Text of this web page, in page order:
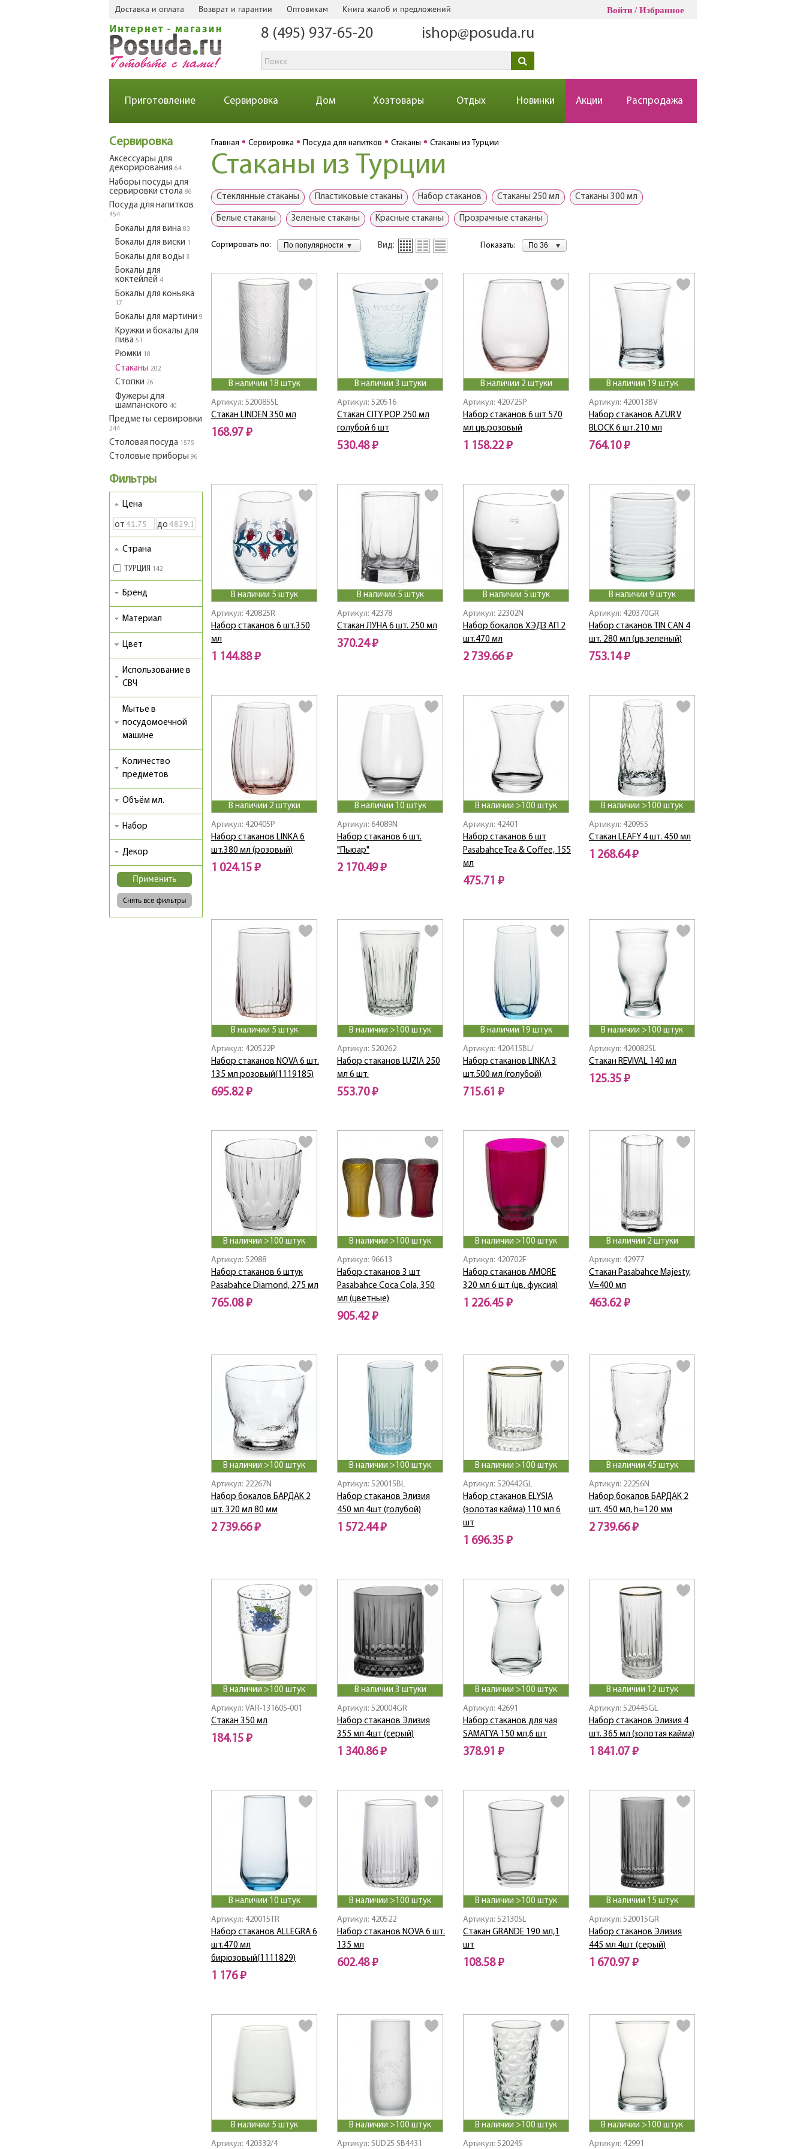
Доставка и оплата Возврат и гарантии Оптовикам Книга жалоб и предложений Войти Избранное
8 (495) 937-65-20 ishop@posuda.ru
Приготовление Сервировка Дом Хозтовары Отдых Новинки Акции Распродажа
Сервировка
Аксессуары для
декорирования 64
Наборы посуды для
сервировки стола 86
Посуда для напитков
454
Бокалы для вина 83
Бокалы для виски 1
Бокалы для воды 3
Бокалы для
коктейлей 4
Бокалы для коньяка
17
Бокалы для мартини 9
Кружки и бокалы для
пива 51
Рюмки 18
Стаканы 202
Стопки 26
Фужеры для
шампанского 40
Предметы сервировки
244
Столовая посуда 1575
Столовые приборы 96
Фильтры
Цена
от до
Страна
ТУРЦИЯ 142
Бренд
Материал
Цвет
Использование в
СВЧ
Мытье в
посудомоечной
машине
Количество
предметов
Объём мл.
Набор
Декор
Главная Сервировка Посуда для напитков Стаканы Стаканы из Турции
Стаканы из Турции
Стеклянные стаканы Пластиковые стаканы Набор стаканов Стаканы 250 мл Стаканы 300 мл
Белые стаканы Зеленые стаканы Красные стаканы Прозрачные стаканы
Сортировать по: По популярности Вид: Показать: По 36
В наличии 18 штук
Артикул: 520085SL
Стакан LINDEN 350 мл
168.97 ₽
В наличии 3 штуки
Артикул: 520516
Стакан CITY POP 250 мл
голубой 6 шт
530.48 ₽
В наличии 2 штуки
Артикул: 420725P
Набор стаканов 6 шт 570
мл цв.розовый
1 158.22 ₽
В наличии 19 штук
Артикул: 420013BV
Набор стаканов AZUR V
BLOCK 6 шт.210 мл
764.10 ₽
В наличии 5 штук
Артикул: 420825R
Набор стаканов 6 шт.350
мл
1 144.88 ₽
В наличии 5 штук
Артикул: 42378
Стакан ЛУНА 6 шт. 250 мл
370.24 ₽
В наличии 5 штук
Артикул: 22302N
Набор бокалов ХЭДЗ АП 2
шт.470 мл
2 739.66 ₽
В наличии 9 штук
Артикул: 420370GR
Набор стаканов TIN CAN 4
шт. 280 мл (цв.зеленый)
753.14 ₽
В наличии 2 штуки
Артикул: 420405P
Набор стаканов LINKA 6
шт.380 мл (розовый)
1 024.15 ₽
В наличии 10 штук
Артикул: 64089N
Набор стаканов 6 шт.
"Пьюар"
2 170.49 ₽
В наличии >100 штук
Артикул: 42401
Набор стаканов 6 шт
Pasabahce Tea & Coffee, 155
мл
475.71 ₽
В наличии >100 штук
Артикул: 420955
Стакан LEAFY 4 шт. 450 мл
1 268.64 ₽
В наличии 5 штук
Артикул: 420522P
Набор стаканов NOVA 6 шт.
135 мл розовый(1119185)
695.82 ₽
В наличии >100 штук
Артикул: 520262
Набор стаканов LUZIA 250
мл 6 шт.
553.70 ₽
В наличии 19 штук
Артикул: 420415BL/
Набор стаканов LINKA 3
шт.500 мл (голубой)
715.61 ₽
В наличии >100 штук
Артикул: 420082SL
Стакан REVIVAL 140 мл
125.35 ₽
В наличии >100 штук
Артикул: 52988
Набор стаканов 6 штук
Pasabahce Diamond, 275 мл
765.08 ₽
В наличии >100 штук
Артикул: 96613
Набор стаканов 3 шт
Pasabahce Coca Cola, 350
мл (цветные)
905.42 ₽
В наличии >100 штук
Артикул: 420702F
Набор стаканов AMORE
320 мл 6 шт (цв. фуксия)
1 226.45 ₽
В наличии 2 штуки
Артикул: 42977
Стакан Pasabahce Majesty,
V=400 мл
463.62 ₽
В наличии >100 штук
Артикул: 22267N
Набор бокалов БАРДАК 2
шт. 320 мл 80 мм
2 739.66 ₽
В наличии >100 штук
Артикул: 520015BL
Набор стаканов Элизия
450 мл 4шт (голубой)
1 572.44 ₽
В наличии >100 штук
Артикул: 520442GL
Набор стаканов ELYSIA
(золотая кайма) 110 мл 6
шт
1 696.35 ₽
В наличии 45 штук
Артикул: 22256N
Набор бокалов БАРДАК 2
шт. 450 мл, h=120 мм
2 739.66 ₽
В наличии >100 штук
Артикул: VAR-131605-001
Стакан 350 мл
184.15 ₽
В наличии 3 штуки
Артикул: 520004GR
Набор стаканов Элизия
355 мл 4шт (серый)
1 340.86 ₽
В наличии >100 штук
Артикул: 42691
Набор стаканов для чая
SAMATYA 150 мл,6 шт
378.91 ₽
В наличии 12 штук
Артикул: 520445GL
Набор стаканов Элизия 4
шт. 365 мл (золотая кайма)
1 841.07 ₽
В наличии 10 штук
Артикул: 420015TR
Набор стаканов ALLEGRA 6
шт.470 мл
бирюзовый(1111829)
1 176 ₽
В наличии >100 штук
Артикул: 420522
Набор стаканов NOVA 6 шт.
135 мл
602.48 ₽
В наличии >100 штук
Артикул: 52130SL
Стакан GRANDE 190 мл,1
шт
108.58 ₽
В наличии 15 штук
Артикул: 520015GR
Набор стаканов Элизия
445 мл 4шт (серый)
1 670.97 ₽
В наличии 5 штук
Артикул: 420332/4
В наличии >100 штук
Артикул: SUD25 SB4431
В наличии >100 штук
Артикул: 520245
В наличии >100 штук
Артикул: 42991